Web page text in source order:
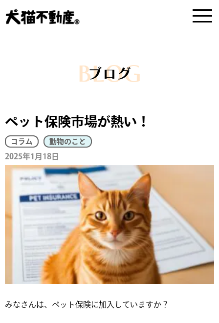
BLOG
ブログ
ペット保険市場が熱い！
コラム 動物のこと
2025年1月18日
みなさんは、ペット保険に加入していますか？